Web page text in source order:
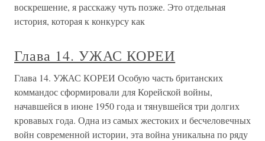
воскрешение, я расскажу чуть позже. Это отдельная
история, которая к конкурсу как
Глава 14. УЖАС КОРЕИ
Глава 14. УЖАС КОРЕИ Особую часть британских
коммандос сформировали для Корейской войны,
начавшейся в июне 1950 года и тянувшейся три долгих
кровавых года. Одна из самых жестоких и бесчеловечных
войн современной истории, эта война уникальна по ряду